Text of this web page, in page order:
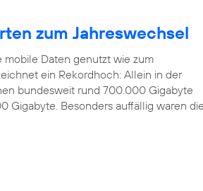
zum Jahreswechsel
mobile Daten genutzt wie zum
ein Rekordhoch: Allein in der
bundesweit rund 700.000 Gigabyte
Gigabyte. Besonders auffällig waren die